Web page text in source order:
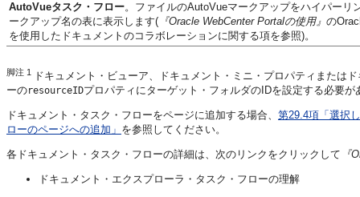
AutoVueタスク・フロー。ファイルのAutoVueマークアップをハイパーリ
ークアップ名の表に表示します( 『Oracle WebCenter Portalの使用』 の
を使用したドキュメントのコラボレーションに関する項を参照)。
脚注 1
ドキュメント・ビューア、ドキュメント・ミニ・プロパティまたは
ーのresourceIDプロパティにターゲット・フォルダのIDを設定する必要が
ドキュメント・タスク・フローをページに追加する場合、 第29.4項「選択
ローのページへの追加」 を参照してください。
各ドキュメント・タスク・フローの詳細は、次のリンクをクリックして 『
ドキュメント・エクスプローラ・タスク・フローの理解